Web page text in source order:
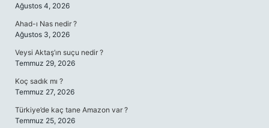
Ağustos 4, 2026
Ahad-ı Nas nedir ?
Ağustos 3, 2026
Veysi Aktaş’ın suçu nedir ?
Temmuz 29, 2026
Koç sadık mı ?
Temmuz 27, 2026
Türkiye’de kaç tane Amazon var ?
Temmuz 25, 2026